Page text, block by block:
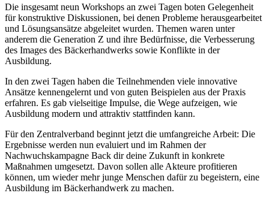
Die insgesamt neun Workshops an zwei Tagen boten Gelegenheit
für konstruktive Diskussionen, bei denen Probleme herausgearbeitet
und Lösungsansätze abgeleitet wurden. Themen waren unter
anderem die Generation Z und ihre Bedürfnisse, die Verbesserung
des Images des Bäckerhandwerks sowie Konflikte in der
Ausbildung.
In den zwei Tagen haben die Teilnehmenden viele innovative
Ansätze kennengelernt und von guten Beispielen aus der Praxis
erfahren. Es gab vielseitige Impulse, die Wege aufzeigen, wie
Ausbildung modern und attraktiv stattfinden kann.
Für den Zentralverband beginnt jetzt die umfangreiche Arbeit: Die
Ergebnisse werden nun evaluiert und im Rahmen der
Nachwuchskampagne Back dir deine Zukunft in konkrete
Maßnahmen umgesetzt. Davon sollen alle Akteure profitieren
können, um wieder mehr junge Menschen dafür zu begeistern, eine
Ausbildung im Bäckerhandwerk zu machen.